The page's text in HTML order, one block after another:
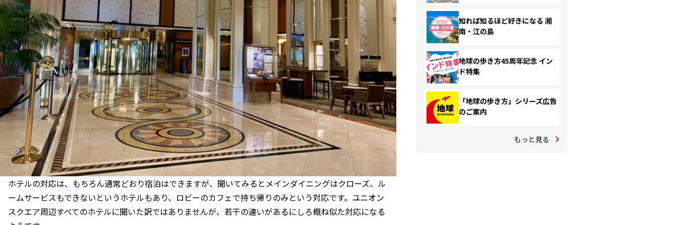
ホテルの対応は、もちろん通常どおり宿泊はできますが、聞いてみるとメインダイニングはクローズ、ル
ームサービスもできないというホテルもあり、ロビーのカフェで持ち帰りのみという対応です。ユニオン
スクエア周辺すべてのホテルに聞いた訳ではありませんが、若干の違いがあるにしろ概ね似た対応になる
知れば知るほど好きになる 湘
南・江の島
地球の歩き方45周年記念 イン
ド特集
「地球の歩き方」シリーズ広告
のご案内
もっと見る